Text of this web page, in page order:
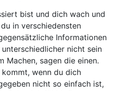
bist und dich wach und
in verschiedensten
Informationen
nicht sein
Machen, sagen die einen.
wenn du dich
nicht so einfach ist,